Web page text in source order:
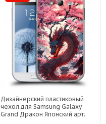
Дизайнерский пластиковый
чехол для Samsung Galaxy
Grand Дракон Японский арт: